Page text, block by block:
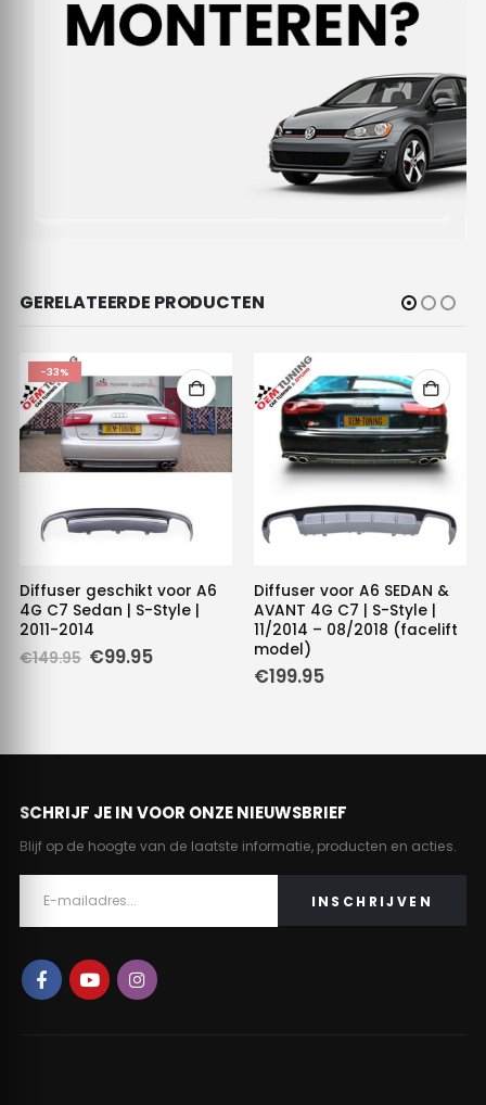
GERELATEERDE PRODUCTEN
-33%
Diffuser geschikt voor A6
4G C7 Sedan | S-Style |
2011-2014
€149.95 Oorspronkelijke
€99.95Huidige
Diffuser voor A6 SEDAN &
AVANT 4G C7 | S-Style |
11/2014 – 08/2018 (facelift
model)
€199.95
SCHRIJF JE IN VOOR ONZE NIEUWSBRIEF
Blijf op de hoogte van de laatste informatie, producten en acties.